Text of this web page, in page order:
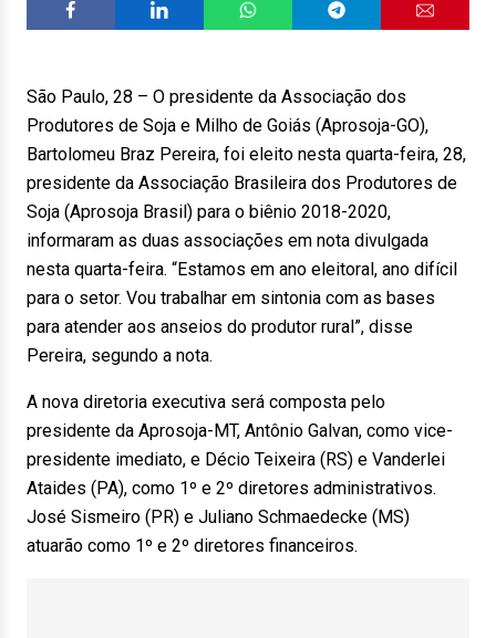
São Paulo, 28 – O presidente da Associação dos
Produtores de Soja e Milho de Goiás (Aprosoja-GO),
Bartolomeu Braz Pereira, foi eleito nesta quarta-feira, 28,
presidente da Associação Brasileira dos Produtores de
Soja (Aprosoja Brasil) para o biênio 2018-2020,
informaram as duas associações em nota divulgada
nesta quarta-feira. “Estamos em ano eleitoral, ano difícil
para o setor. Vou trabalhar em sintonia com as bases
para atender aos anseios do produtor rural”, disse
Pereira, segundo a nota.
A nova diretoria executiva será composta pelo
presidente da Aprosoja-MT, Antônio Galvan, como vice-
presidente imediato, e Décio Teixeira (RS) e Vanderlei
Ataides (PA), como 1º e 2º diretores administrativos.
José Sismeiro (PR) e Juliano Schmaedecke (MS)
atuarão como 1º e 2º diretores financeiros.